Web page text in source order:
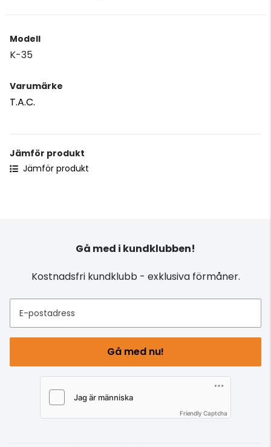
Modell
K-35
Varumärke
T.A.C.
Jämför produkt
Jämför produkt
Gå med i kundklubben!
Kostnadsfri kundklubb - exklusiva förmåner.
E-postadress
Gå med nu!
Friendly Captcha